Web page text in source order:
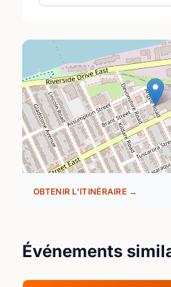
OBTENIR L'ITINÉRAIRE →
Événements